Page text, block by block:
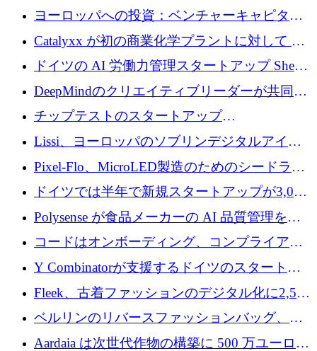
億1,100万ユーロを獲得、Invest EuropeはVCの
ヨーロッパへの投資：ベンチャーキャピタル
が過去2番目に高い水準に到達
Catalyxx が初の商業化学プラントに対して EU
から 2,000 万ユーロ以上の支援を獲得
ドイツの AI 労働力管理スタートアップ Sherpa
がプレシードで 220 万ドルを調達
DeepMindのクリエイティブリーダーが共同設
立したAIライティングのスタートアップが
1,300万ドルのシード投資を調達
チップテストのスタートアップ
QuantumDiamondsが株式資金で1,500万ユーロ
を調達
Lissi、ヨーロッパのソブリンデジタルアイデ
ンティティの未来を推進するために350万ユー
ロを調達
Pixel-Flo、MicroLED製造のためのシードラウ
ンドで525万ポンドを獲得
ドイツでは半年で新規スタートアップが3,000
社という記録を目の当たりにし、涙を流すハ
ンブルク
Polysense が食品メーカーの AI 品質管理を拡
張するために 1,070 万ドルを調達
コードはオンボーディング、コンプライアン
ス、支払いを統合するために 640 万ポンドを
Y Combinatorが支援するドイツのスタートア
ップFintoが340万ドルを調達、シリコンバレ
ーではなくミュンヘンを選んだと語る
Fleek、古着ファッションのデジタル化に2,500
万ドルを確保
ベルリンのリバースファッションバッグ、繊
維仕分け規模拡大に7桁の資金調達
Aardaia は次世代作物の構築に 500 万ユーロを